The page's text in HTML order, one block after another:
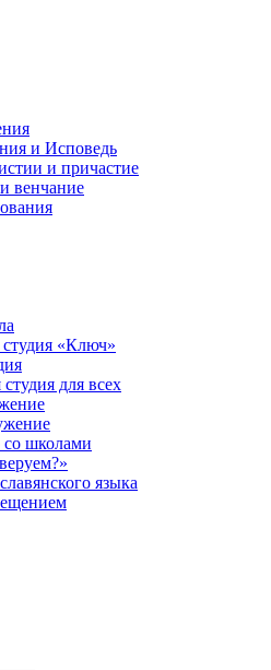
и Исповедь
и причастие
венчание
студия «Ключ»
для всех
со школами
языка